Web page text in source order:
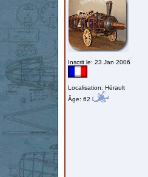
Inscrit le: 23 Jan 2006
Localisation: Hérault
Âge: 62